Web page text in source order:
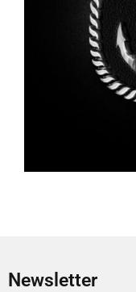
Newsletter